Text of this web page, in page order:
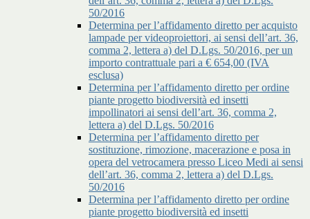
50/2016
Determina per l’affidamento diretto per acquisto
lampade per videoproiettori, ai sensi dell’art. 36,
comma 2, lettera a) del D.Lgs. 50/2016, per un
importo contrattuale pari a € 654,00 (IVA
esclusa)
Determina per l’affidamento diretto per ordine
piante progetto biodiversità ed insetti
impollinatori ai sensi dell’art. 36, comma 2,
lettera a) del D.Lgs. 50/2016
Determina per l’affidamento diretto per
sostituzione, rimozione, macerazione e posa in
opera del vetrocamera presso Liceo Medi ai sensi
dell’art. 36, comma 2, lettera a) del D.Lgs.
50/2016
Determina per l’affidamento diretto per ordine
piante progetto biodiversità ed insetti